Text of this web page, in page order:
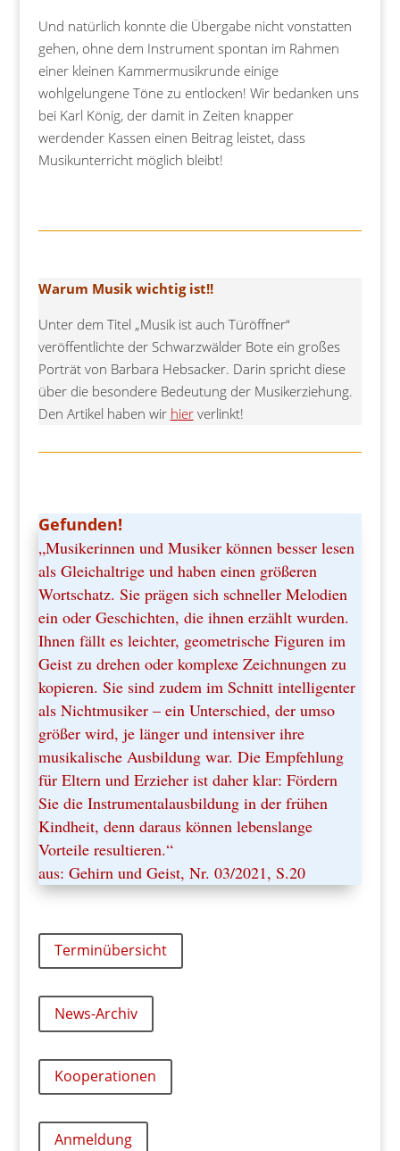
Und natürlich konnte die Übergabe nicht vonstatten
gehen, ohne dem Instrument spontan im Rahmen
einer kleinen Kammermusikrunde einige
wohlgelungene Töne zu entlocken! Wir bedanken uns
bei Karl König, der damit in Zeiten knapper
werdender Kassen einen Beitrag leistet, dass
Musikunterricht möglich bleibt!
Warum Musik wichtig ist!!
Unter dem Titel „Musik ist auch Türöffner“
veröffentlichte der Schwarzwälder Bote ein großes
Porträt von Barbara Hebsacker. Darin spricht diese
über die besondere Bedeutung der Musikerziehung.
Den Artikel haben wir hierverlinkt!
Gefunden!
„Musikerinnen und Musiker können besser lesen
als Gleichaltrige und haben einen größeren
Wortschatz. Sie prägen sich schneller Melodien
ein oder Geschichten, die ihnen erzählt wurden.
Ihnen fällt es leichter, geometrische Figuren im
Geist zu drehen oder komplexe Zeichnungen zu
kopieren. Sie sind zudem im Schnitt intelligenter
als Nichtmusiker – ein Unterschied, der umso
größer wird, je länger und intensiver ihre
musikalische Ausbildung war. Die Empfehlung
für Eltern und Erzieher ist daher klar: Fördern
Sie die Instrumentalausbildung in der frühen
Kindheit, denn daraus können lebenslange
Vorteile resultieren.“
aus: Gehirn und Geist, Nr. 03/2021, S.20
Terminübersicht
News-Archiv
Kooperationen
Anmeldung